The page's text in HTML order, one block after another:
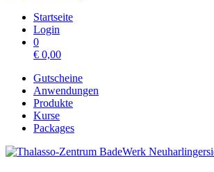
Startseite
Login
0
€ 0,00
Gutscheine
Anwendungen
Produkte
Kurse
Packages